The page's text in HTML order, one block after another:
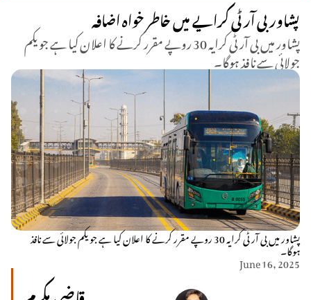
پشاور بی آر ٹی کرایے میں خاطر خواہ اضافہ
پشاور میں بی آر ٹی کرایہ 30 روپے مقرر کرنے کا اعلان کیا ہے جو یکم
جولائی سے نافذ ہوگا۔
پشاور میں بی آر ٹی کرایہ 30 روپے مقرر کرنے کا اعلان کیا ہے جو یکم جولائی سے نافذ
ہوگا۔
June 16, 2025